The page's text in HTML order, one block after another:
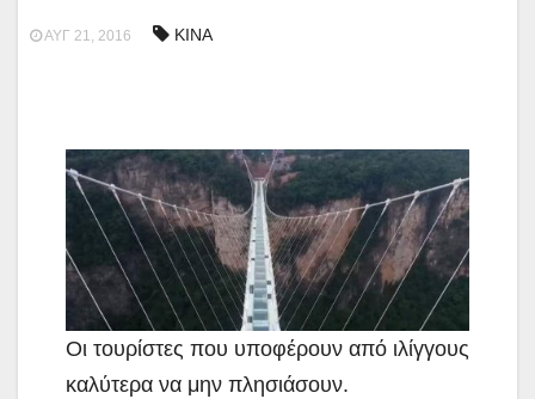
ΑΥΓ 21, 2016 ΚΙΝΑ
Οι τουρίστες που υποφέρουν από ιλίγγους
καλύτερα να μην πλησιάσουν.